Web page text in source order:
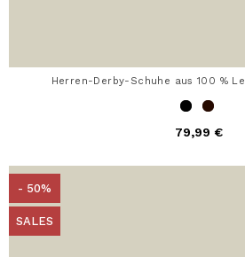
Herren-Derby-Schuhe aus 100 %
79,99 €
- 50%
SALES